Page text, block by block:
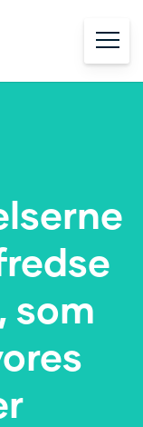
som